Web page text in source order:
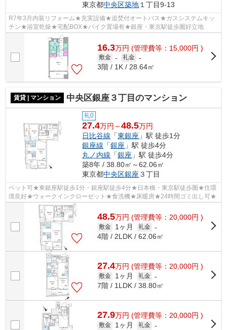
東京都中央区築地 １丁目9-13
R7年3月内装リフォーム★充実設備★追焚付オートバス★ガスシステムキッ
チン★浴室乾燥★宅配BOX★バイク置場有★銀座・東京駅徒歩圏好立地
16.3万円 (管理費等：15,000円 )
敷金 - 礼金 -
3階 / 1K / 28.64㎡
賃貸 | マンション 中央区銀座３丁目のマンション
礼0
27.4万円～48.5万円
日比谷線 「東銀座 」駅 徒歩1分
銀座線 「銀座 」駅 徒歩4分
丸ノ内線 「銀座 」駅 徒歩4分
築8年 / 38.80㎡～62.06㎡
東京都中央区銀座 ３丁目
ペット可★東銀座駅徒歩1分・銀座駅徒歩4分★日本橋・東京駅徒歩圏★住環
境良好★ウォークインクローゼット★食洗機★床暖房★24時間ゴミ出し可★
48.5万円 (管理費等：20,000円 )
敷金 1ヶ月 礼金 -
4階 / 2LDK / 62.06㎡
27.4万円 (管理費等：20,000円 )
敷金 1ヶ月 礼金 -
7階 / 1LDK / 38.80㎡
27.9万円 (管理費等：20,000円 )
敷金 1ヶ月 礼金 -